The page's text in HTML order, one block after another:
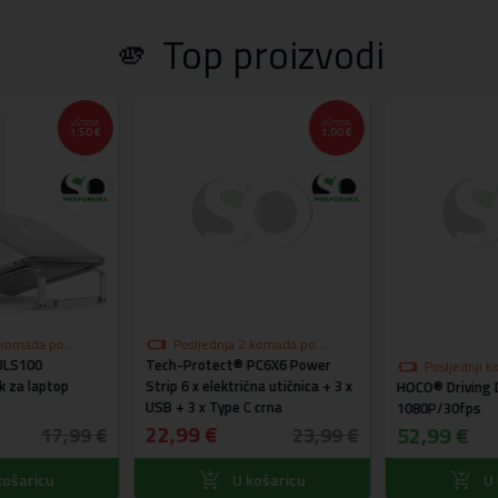
🫵 Top proizvodi
UŠTEDA
1,50 €
po
za laptop
UŠTEDA
1,00 €
Posljednja 2 komada po
akcijskoj cijeni
Tech-Protect® PC6X6 Power
Strip 6 x električna utičnica + 3 x
USB + 3 x Type C crna
22,99 €
U košaricu
Posljednji
HOCO® Driving
1080P/30fps
52,99 €